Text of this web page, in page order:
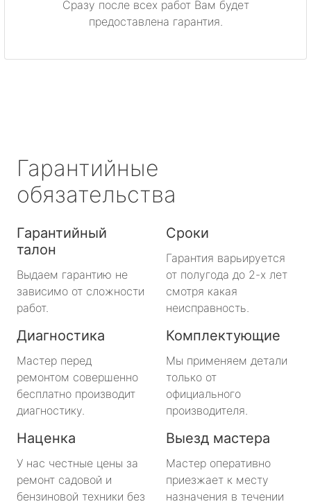
Приозерск
Сясьстрой
Тосно
Шлиссельбург
Важины
Вырица
Сразу после всех работ Вам будет
предоставлена гарантия.
Гарантийные
обязательства
Гарантийный
талон
Выдаем гарантию не
зависимо от сложности
работ.
Сроки
Гарантия варьируется
от полугода до 2-х лет
смотря какая
неисправность.
Диагностика
Мастер перед
ремонтом совершенно
бесплатно производит
диагностику.
Комплектующие
Мы применяем детали
только от
официального
производителя.
Наценка
У нас честные цены за
ремонт садовой и
бензиновой техники без
Выезд мастера
Мастер оперативно
приезжает к месту
назначения в течении